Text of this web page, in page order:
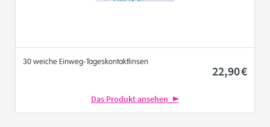
30 weiche Einweg-Tageskontaktlinsen
22,90€
Das Produkt ansehen